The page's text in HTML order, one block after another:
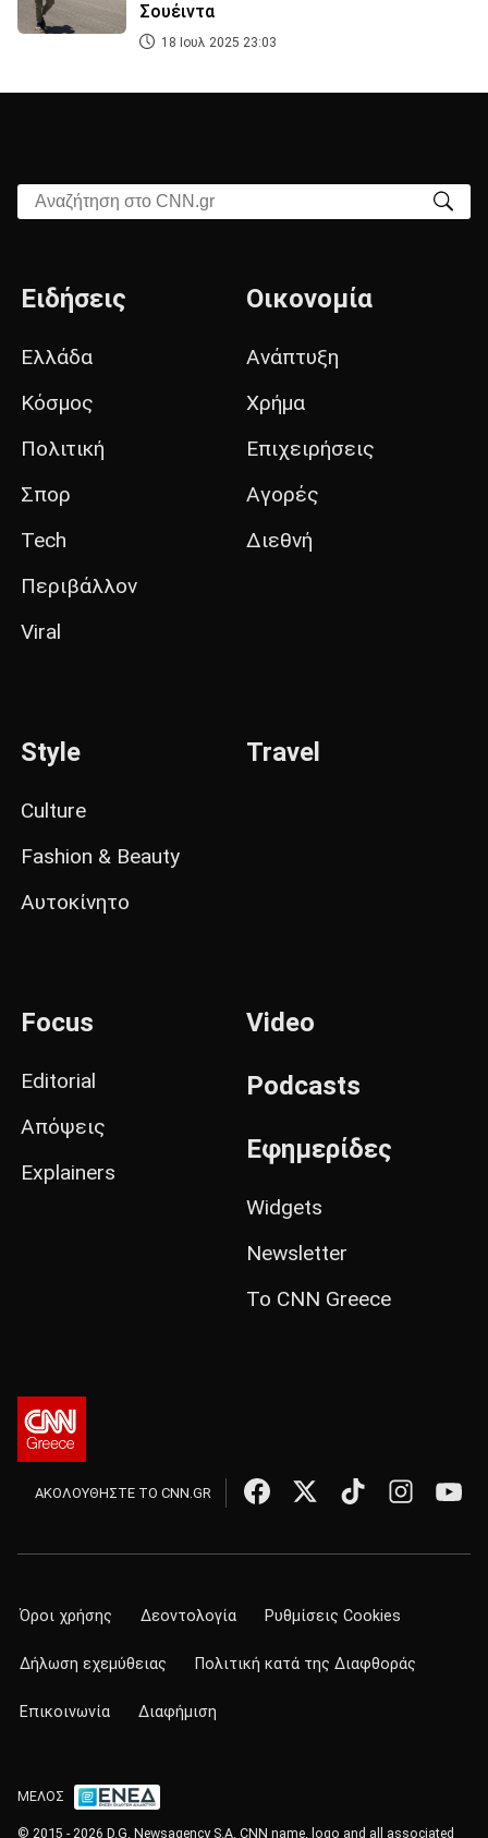
Σουέιντα
18 Ιουλ 2025 23:03
Αναζήτηση στο CNN.gr
Ειδήσεις
Ελλάδα
Κόσμος
Πολιτική
Σπορ
Tech
Περιβάλλον
Viral
Οικονομία
Ανάπτυξη
Χρήμα
Επιχειρήσεις
Αγορές
Διεθνή
Style
Culture
Fashion & Beauty
Αυτοκίνητο
Travel
Focus
Editorial
Απόψεις
Explainers
Video
Podcasts
Εφημερίδες
Widgets
Newsletter
Το CNN Greece
ΑΚΟΛΟΥΘΗΣΤΕ ΤΟ CNN.GR
Όροι χρήσης Δεοντολογία Ρυθμίσεις Cookies
Δήλωση εχεμύθειας Πολιτική κατά της Διαφθοράς
Επικοινωνία Διαφήμιση
ΜΕΛΟΣ
© 2015 - 2026 D.G. Newsagency S.A. CNN name, logo and all associated